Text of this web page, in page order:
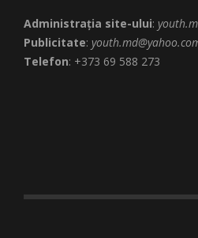
Administrația site-ului:
Publicitate:
Telefon: +373 69 588 273